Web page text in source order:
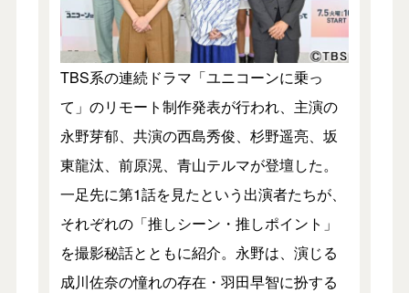
TBS系の連続ドラマ「ユニコーンに乗っ
て」のリモート制作発表が行われ、主演の
永野芽郁、共演の西島秀俊、杉野遥亮、坂
東龍汰、前原滉、青山テルマが登壇した。
一足先に第1話を見たという出演者たちが、
それぞれの「推しシーン・推しポイント」
を撮影秘話とともに紹介。永野は、演じる
成川佐奈の憧れの存在・羽田早智に扮する